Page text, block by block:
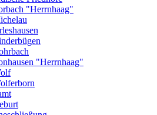
"Herrnhaag"
"Herrnhaag"